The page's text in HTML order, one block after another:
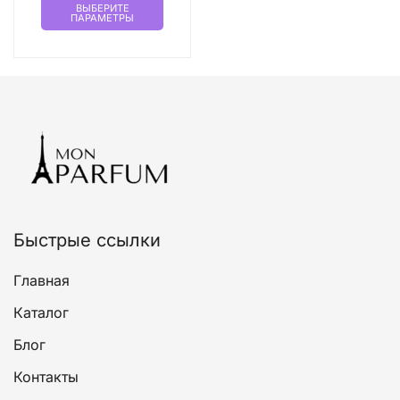
–
ВЫБЕРИТЕ
ПАРАМЕТРЫ
выбрать
на
Быстрые ссылки
Главная
Каталог
Блог
Контакты